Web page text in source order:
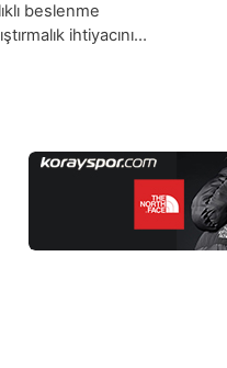
beslenme
ihtiyacını
yüksek oranda yağ, tuz
içeriklerle yapılır. Bu
hem de besin değeri
etmek mümkündür. Diyet